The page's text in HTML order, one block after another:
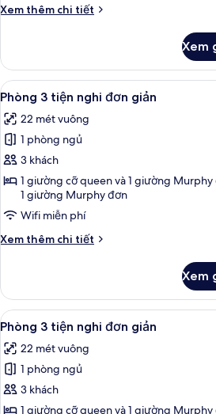
Xem thêm chi tiết
Chi
Phòng
Deluxe
Xem
Xem
tất
cả
ảnh
Phòng
3
tiện
nghi
đơn
Bộ đồ
5
Phòng 3 tiện nghi đơn giản
22 mét vuông
1 phòng ngủ
3 khách
1 giường cỡ queen và 1 giường
1 giường Murphy đơn
Wifi miễn phí
Xem thêm chi tiết
Chi
Phòng
tiện
đơn
giản
Xem
Xem
tất
cả
ảnh
Phòng
3
Bộ đồ
5
Phòng 3 tiện nghi đơn giản
22 mét vuông
1 phòng ngủ
3 khách
1 giường cỡ queen và 1 giường